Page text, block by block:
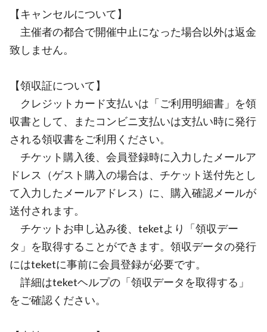
【キャンセルについて】
主催者の都合で開催中止になった場合以外は返金
致しません。
【領収証について】
クレジットカード支払いは「ご利用明細書」を領
収書として、またコンビニ支払いは支払い時に発行
される領収書をご利用ください。
チケット購入後、会員登録時に入力したメールア
ドレス（ゲスト購入の場合は、チケット送付先とし
て入力したメールアドレス）に、購入確認メールが
送付されます。
チケットお申し込み後、teketより「領収デー
タ」を取得することができます。領収データの発行
にはteketに事前に会員登録が必要です。
詳細はteketヘルプの「領収データを取得する」
をご確認ください。